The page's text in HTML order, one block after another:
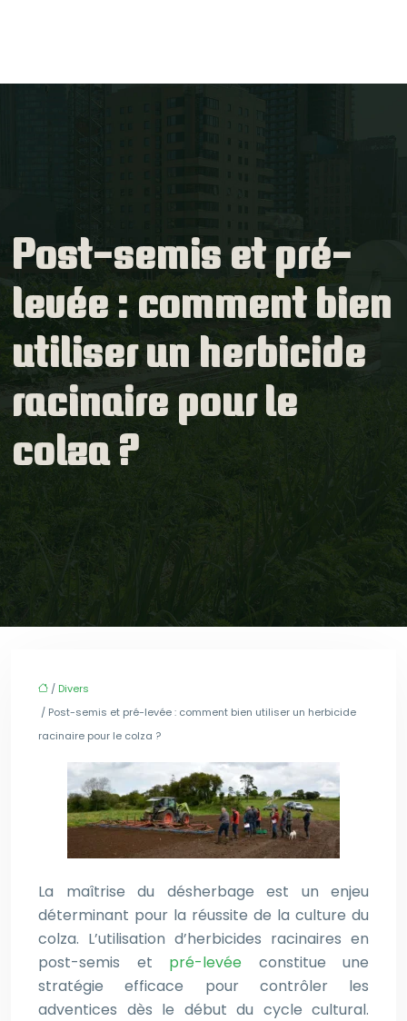
Post-semis et pré-
levée : comment bien
utiliser un herbicide
racinaire pour le
colza ?
/ Divers
/ Post-semis et pré-levée : comment bien utiliser un herbicide
racinaire pour le colza ?
La maîtrise du désherbage est un enjeu
déterminant pour la réussite de la culture du
colza. L’utilisation d’herbicides racinaires en
post-semis et pré-levée constitue une
stratégie efficace pour contrôler les
adventices dès le début du cycle cultural.